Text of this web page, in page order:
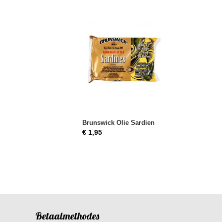
Brunswick Olie Sardien
€ 1,95
Betaalmethodes